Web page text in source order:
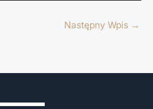
Następny Wpis →